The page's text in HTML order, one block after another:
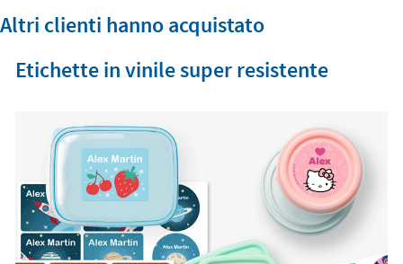
Altri clienti hanno acquistato
Etichette in vinile super resistente